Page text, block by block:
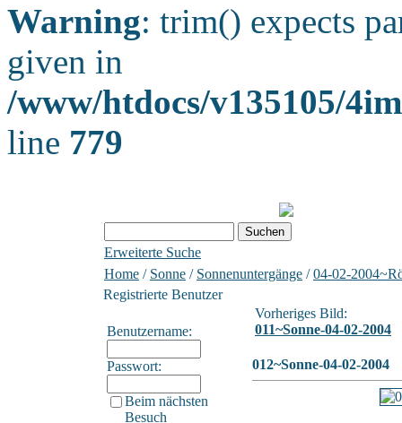
Warning: trim() expects
given in
/www/htdocs/v135105/
line 779
Erweiterte Suche
Home / Sonne / Sonnenuntergänge /04-02-
Registrierte Benutzer
Benutzername:
Passwort:
Beim nächsten
Besuch
Vorheriges Bild:
011~Sonne-04-02-2004
012~Sonne-04-02-2004